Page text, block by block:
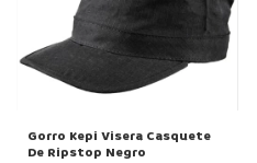
Gorro Kepi Visera Casquete
De Ripstop Negro